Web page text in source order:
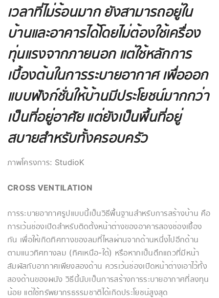
เวลาที่ไม่ร้อนมาก ยังสามารถอยู่ใน
บ้านและอาคารได้โดยไม่ต้องใช้เครื่อง
ทุ่นแรงจากภายนอก แต่ใช้หลักการ
เบื้องต้นในการระบายอากาศ เพื่อออก
แบบฟังก์ชั่นให้บ้านมีประโยชน์มากกว่า
เป็นที่อยู่อาศัย แต่ยังเป็นพื้นที่อยู่
สบายสำหรับทั้งครอบครัว
ภาพโครงการ: StudioK
CROSS VENTILATION
การระบายอากาศรูปแบบนี้เป็นวิธีพื้นฐานสำหรับการสร้างบ้าน คือ
การเว้นช่องเปิดสำหรับติดตั้งหน้าต่างของอาคารสองช่องเยื้อง
กัน เพื่อให้เกิดทิศทางของลมที่ไหลผ่านจากด้านหนึ่งไปอีกด้าน
ตามแนวทิศทางลม (ทิศเหนือ-ใต้) หรือหากเป็นตึกแถวที่มีหน้า
สัมผัสกับอากาศเพียงสองด้าน ควรเว้นช่องเปิดหน้าต่างเอาไว้ทั้ง
สองด้านของผนัง วิธีนี้นับเป็นการสร้างการระบายอากาศที่ลงทุน
น้อย แต่ใช้ทรัพยากรธรรมชาติได้เกิดประโยชน์สูงสุด